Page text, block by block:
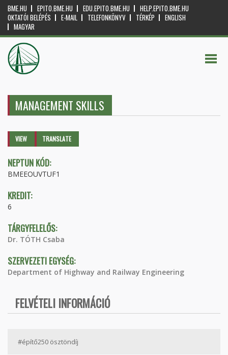
BME.HU EPITO.BME.HU EDU.EPITO.BME.HU
HELP.EPITO.BME.HU
OKTATÓI BELÉPÉS
E-MAIL TELEFONKÖNYV TÉRKÉP
ENGLISH
MAGYAR
MANAGEMENT SKILLS
Primary tabs
VIEW (ACTIVETRANSLATE
NEPTUN KÓD:
BMEEOUVTUF1
KREDIT:
6
TÁRGYFELELŐS:
Dr. TÓTH Csaba
SZERVEZETI EGYSÉG:
Department of Highway and Railway Engineering
FELVÉTELI INFORMÁCIÓ
#építő250 ösztöndíj